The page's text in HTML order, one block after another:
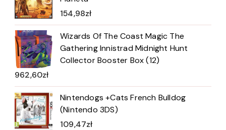
154,98zł
Wizards Of The Coast Magic The
Gathering Innistrad Midnight Hunt
Collector Booster Box (12)
962,60zł
Nintendogs +Cats French Bulldog
(Nintendo 3DS)
109,47zł